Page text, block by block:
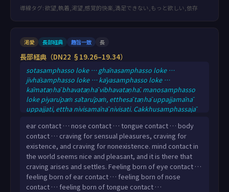
導線タグ: 欲望,執着,渇望,感覚的快楽,満足できない,もっと欲しい,依存
渇愛 長部経典 趣旨一致 長
長部経典（DN22 §19.26–19.34）
sotasamphasso loke … ghānasamphasso loke …
jivhāsamphasso loke … kāyasamphasso loke …
kāmataṇhā bhavataṇhā vibhavataṇhā. manosamphasso
loke piyarūpaṁ sātarūpaṁ, etthesā taṇhā uppajjamānā
uppajjati, ettha nivisamānā nivisati. Cakkhusamphassajā
ghānasamphassajā vedanā loke … jivhāsamphassajā
vedanā loke …
ear contact … nose contact … tongue contact … body
contact … craving for sensual pleasures, craving for
existence, and craving for nonexistence. mind contact in
the world seems nice and pleasant, and it is there that
craving arises and settles. Feeling born of eye contact …
feeling born of ear contact … feeling born of nose
contact … feeling born of tongue contact …